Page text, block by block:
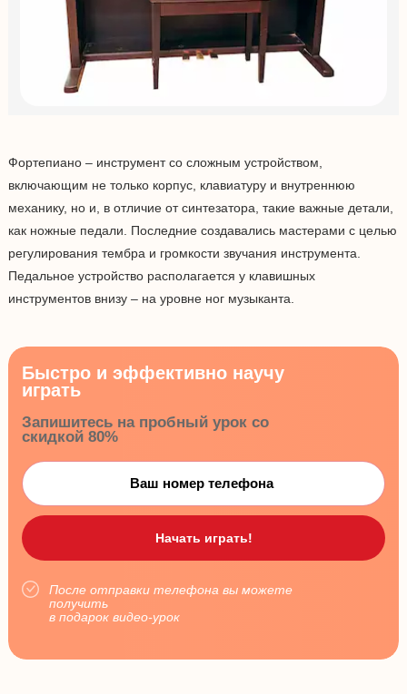
Фортепиано – инструмент со сложным устройством,
включающим не только корпус, клавиатуру и внутреннюю
механику, но и, в отличие от синтезатора, такие важные детали,
как ножные педали. Последние создавались мастерами с целью
регулирования тембра и громкости звучания инструмента.
Педальное устройство располагается у клавишных
инструментов внизу – на уровне ног музыканта.
Быстро и эффективно научу
играть
Запишитесь на пробный урок со
скидкой 80%
После отправки телефона вы можете
получить
в подарок видео-урок